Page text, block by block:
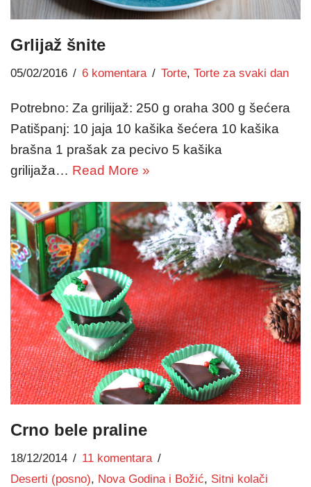
Grlijaž šnite
05/02/2016 6 komentara Torte, Torte za svaki dan
Potrebno: Za grilijaž: 250 g oraha 300 g šećera
Patišpanj: 10 jaja 10 kašika šećera 10 kašika
brašna 1 prašak za pecivo 5 kašika
grilijaža… Read More »
Crno bele praline
18/12/2014
11 komentara
Deserti (posno), Nova Godina i Božić, Sitni kolači